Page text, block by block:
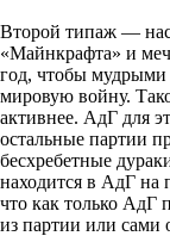
Второй типаж —
«Майнкрафта» и
год, чтобы
мировую войну.
активнее. АдГ для
остальные партии
бесхребетные
находится в АдГ на
что как только АдГ
из партии или сами